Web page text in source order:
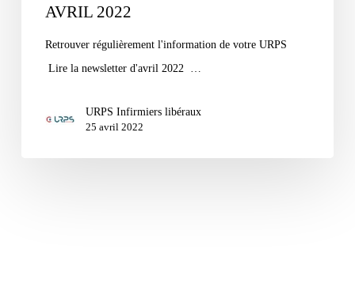
AVRIL 2022
Retrouver régulièrement l'information de votre URPS
Lire la newsletter d'avril 2022 …
URPS Infirmiers libéraux
25 avril 2022